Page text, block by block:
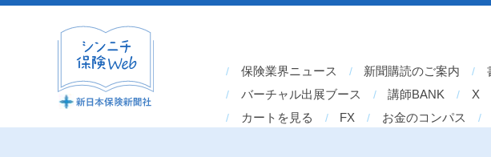
保険業界ニュース 新聞購読のご案内
バーチャル出展ブース
講師BANK X
カートを見る
FX お金のコンパス